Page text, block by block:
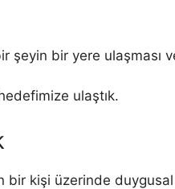
şeyin bir yere ulaşması
ulaştık.
bir kişi üzerinde